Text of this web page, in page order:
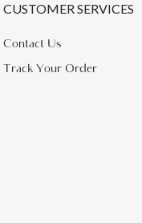
CUSTOMER SERVICES
Contact Us
Track Your Order